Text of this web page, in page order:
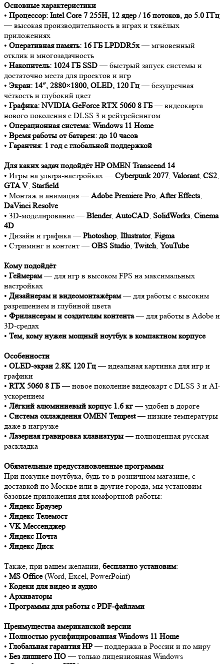
Основные характеристики
• Процессор: Intel Core 7 255H, 12 ядер / 16 потоков, до 5.0 ГГц
— высокая производительность в играх и тяжёлых
приложениях
• Оперативная память: 16 ГБ LPDDR5x— мгновенный
отклик и многозадачность
• Накопитель: 1024 ГБ SSD— быстрый запуск системы и
достаточно места для проектов и игр
• Экран: 14″, 2880×1800, OLED, 120 Гц— безупречная
чёткость и глубокий цвет
• Графика: NVIDIA GeForce RTX 5060 8 ГБ— видеокарта
нового поколения с DLSS 3 и рейтрейсингом
• Операционная система: Windows 11 Home
• Время работы от батареи: до 10 часов
• Гарантия: 1 год с глобальной поддержкой
Для каких задач подойдёт HP OMEN Transcend 14
• Игры на ультра-настройках —Cyberpunk 2077, Valorant, CS2,
GTA V, Starfield
• Монтаж и анимация —Adobe Premiere Pro, After Effects,
DaVinci Resolve
• 3D-моделирование —Blender, AutoCAD, SolidWorks, Cinema
4D
• Дизайн и графика —Photoshop, Illustrator, Figma
• Стриминг и контент —OBS Studio, Twitch, YouTube
Кому подойдёт
• Геймерам— для игр в высоком FPS на максимальных
настройках
• Дизайнерам и видеомонтажёрам— для работы с высоким
разрешением и глубиной цвета
• Фрилансерам и создателям контента— для работы в Adobe и
3D-средах
• Тем, кому нужен мощный ноутбук в компактном корпусе
Особенности
• OLED-экран 2.8K 120 Гц— идеальная картинка для игр и
графики
• RTX 5060 8 ГБ— новое поколение видеокарт с DLSS 3 и AI-
ускорением
• Лёгкий алюминиевый корпус 1.6 кг— удобен в дороге
• Система охлаждения OMEN Tempest— низкие температуры
даже в нагрузке
• Лазерная гравировка клавиатуры— полноценная русская
раскладка
Обязательные предустановленные программы
При покупке ноутбука, будь то в розничном магазине, с
доставкой по Москве или в другие города, мы установим
базовые приложения для комфортной работы:
•Яндекс Браузер
•Яндекс Телемост
• VK Мессенджер
•Яндекс Почта
•Яндекс Диск
Также, при вашем желании, бесплатно установим:
• MS Office(Word, Excel, PowerPoint)
• Кодеки для видео и аудио
• Архиваторы
• Программы для работы с PDF-файлами
Преимущества американской версии
• Полностью русифицированная Windows 11 Home
• Глобальная гарантия HP— поддержка в России и по миру
• Без лишнего ПО— только лицензионная Windows